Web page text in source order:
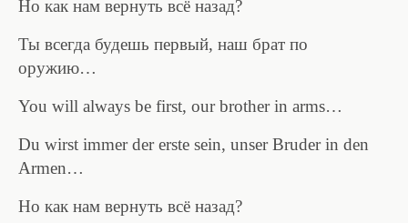
Но как нам вернуть всё назад?
Ты всегда будешь первый, наш брат по
оружию…
You will always be first, our brother in arms…
Du wirst immer der erste sein, unser Bruder in den
Armen…
Но как нам вернуть всё назад?